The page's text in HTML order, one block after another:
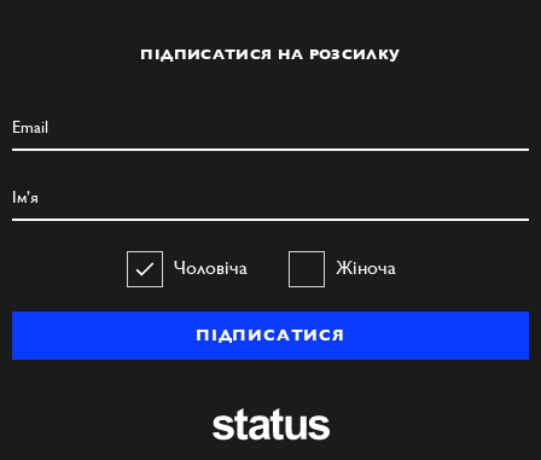
ПІДПИСАТИСЯ НА РОЗСИЛКУ
Чоловіча Жіноча
ПІДПИСАТИСЯ